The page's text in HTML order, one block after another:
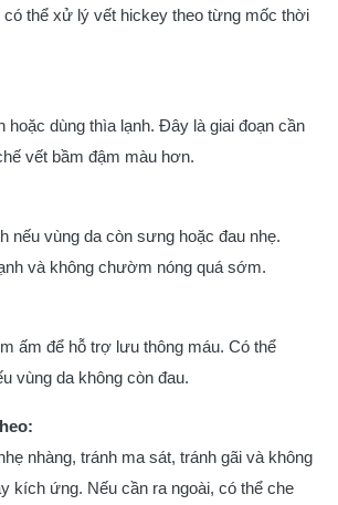
có thể xử lý vết hickey theo từng mốc thời
hoặc dùng thìa lạnh. Đây là giai đoạn cần
vết bầm đậm màu hơn.
nếu vùng da còn sưng hoặc đau nhẹ.
và không chườm nóng quá sớm.
ấm để hỗ trợ lưu thông máu. Có thể
vùng da không còn đau.
nhàng, tránh ma sát, tránh gãi và không
kích ứng. Nếu cần ra ngoài, có thể che